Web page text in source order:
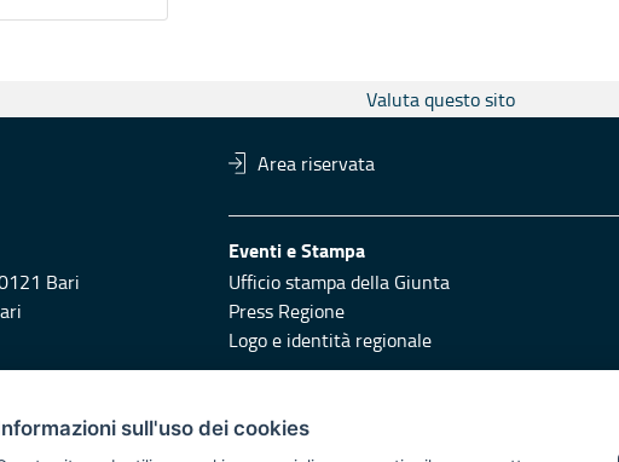
Valuta questo sito
Area riservata
Bari
Eventi e Stampa
Ufficio stampa della Giunta
Press Regione
Logo e identità regionale
Responsabili di pubblicazione
sull'uso dei cookies